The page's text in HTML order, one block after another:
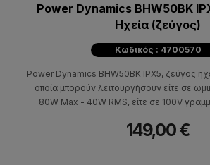
Power Dynamics BHW50BK
Ηχεία (ζεύγος)
Κωδικός : 4700570
Power Dynamics BHW50BK IPX5, ζεύγος
οποία μπορούν λειτουργήσουν είτε σε
80W Max - 40W RMS, είτε σε 100V
149,00 €